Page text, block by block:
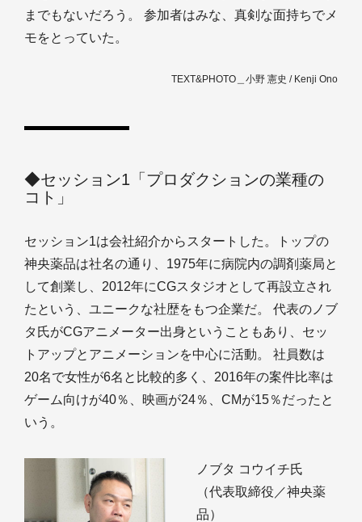
までもないだろう。 参加者はみな、真剣な面持ちでメ
モをとっていた。
TEXT&PHOTO＿小野 憲史 / Kenji Ono
◆セッション1「プロダクションの業種の
コト」
セッション1は会社紹介からスタートした。トップの
神央薬品は社名の通り、1975年に病院内の調剤薬局と
して創業し、2012年にCGスタジオとして再設立され
たという、ユニークな社歴をもつ企業だ。 代表のノブ
タ氏がCGアニメーター出身ということもあり、セッ
トアップとアニメーションを中心に活動。 社員数は
20名で女性が6名と比較的多く、2016年の案件比率は
ゲーム向けが40％、映画が24％、CMが15％だったと
いう。
ノブタ コウイチ氏
（代表取締役／神央薬
品）